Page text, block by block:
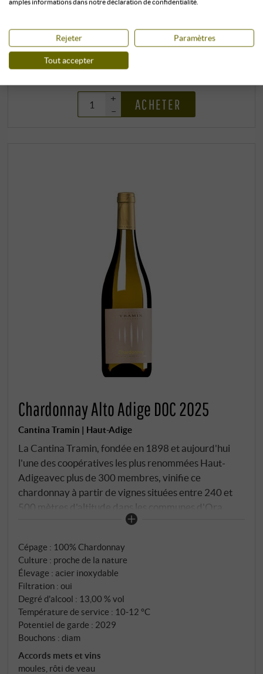
Stockage climatisé
disponible immédiatement
11,80 €
+
–
ACHETER
Chardonnay Alto Adige DOC 2025
Cantina Tramin | Haut-Adige
La Cantina Tramin, fondée en 1898 et aujourd'hui
l'une des coopératives les plus renommées Haut-
Adigeavec plus de 300 membres, vinifie ce
chardonnay à partir de vignes situées entre 240 et
500 mètres d'altitude dans les communes d'Ora,
Tramin et Egna. Les sols calcaires, argilo-caillouteux
de la région alpine donnent aux raisins leur intensité
aromatique caractéristique.
Cépage : 100% Chardonnay
Culture : proche de la nature
Élevage : acier inoxydable
Filtration : oui
Degré d'alcool : 13,00 % vol
Température de service : 10‑12 °C
Potentiel de garde : 2029
Bouchons : diam
Accords mets et vins
moules, rôti de veau
amples informations dans notre déclaration de confidentialité.
Rejeter Paramètres
Tout accepter